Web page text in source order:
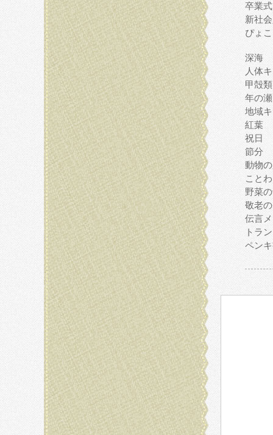
卒業式
新社
ぴょこ
深海
人体
甲殻類
年の瀬
地域
紅葉
祝日
節分
動物
こと
野菜
敬老
伝言
トラ
ペン